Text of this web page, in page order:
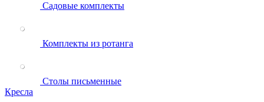
Садовые комплекты
Комплекты из ротанга
Столы письменные
Кресла